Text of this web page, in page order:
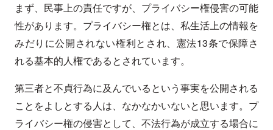
まず、民事上の責任ですが、プライバシー権侵害の可能
性があります。プライバシー権とは、私生活上の情報を
みだりに公開されない権利とされ、憲法13条で保障さ
れる基本的人権であるとされています。
第三者と不貞行為に及んでいるという事実を公開される
ことをよしとする人は、なかなかいないと思います。プ
ライバシー権の侵害として、不法行為が成立する場合に